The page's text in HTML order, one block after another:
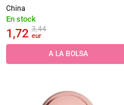
China
En stock
1,72 3,44
eur
A LA BOLSA